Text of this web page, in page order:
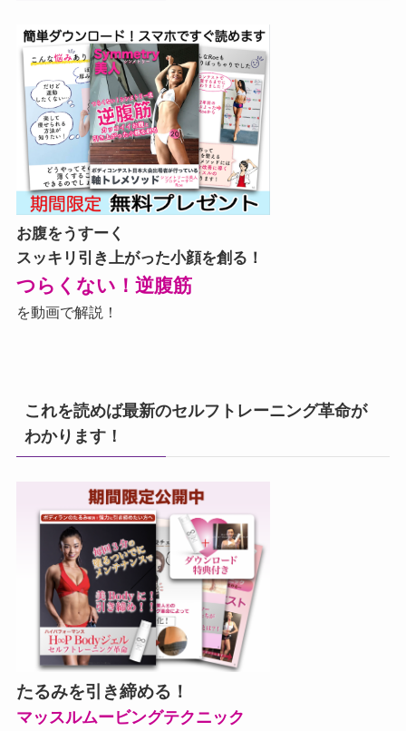
お腹をうすーく
スッキリ引き上がった小顔を創る！
つらくない！逆腹筋
を動画で解説！
これを読めば最新のセルフトレーニング革命が
わかります！
たるみを引き締める！
マッスルムービングテクニック